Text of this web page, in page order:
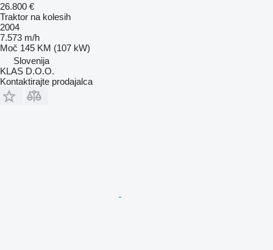
26.800 €
Traktor na kolesih
2004
7.573 m/h
Moč 145 KM (107 kW)
Slovenija
KLAS D.O.O.
Kontaktirajte prodajalca